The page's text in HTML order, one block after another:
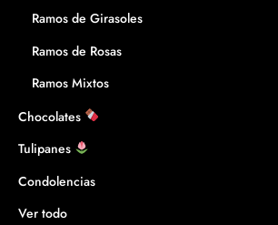
Ramos de Girasoles
Ramos de Rosas
Ramos Mixtos
Chocolates
Tulipanes
Condolencias
Ver todo